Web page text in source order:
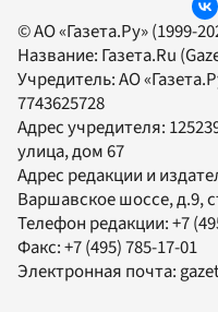
© АО «Газета.Ру» (1999-
Название: Газета.Ru
Учредитель:АО
7743625728
Адрес учредителя:
улица, дом 67
Адрес редакции и
Варшавское шоссе, д.9,
Телефон редакции:+7
Факс:+7 (495) 785-17-01
Электронная почта: